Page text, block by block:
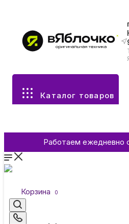
Каталог товаров
Работаем ежедневно
Корзина 0
Все разделы каталога